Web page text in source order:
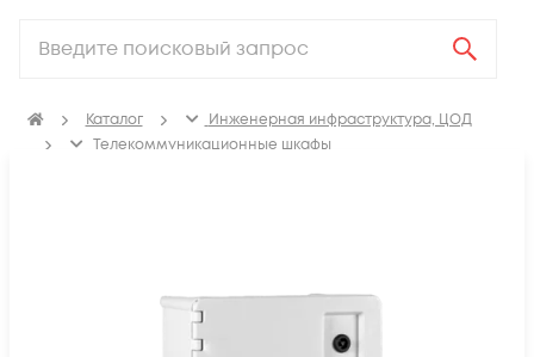
Каталог
Инженерная инфраструктура, ЦОД
Телекоммуникационные шкафы